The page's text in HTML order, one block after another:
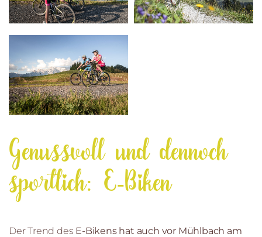
Genussvoll und dennoch
sportlich: E-Biken
Der Trend des E-Bikens hat auch vor Mühlbach am